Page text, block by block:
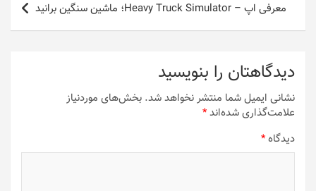
معرفی اپ – Heavy Truck Simulator؛ ماشین سنگین برانید
دیدگاهتان را بنویسید
نشانی ایمیل شما منتشر نخواهد شد. بخش‌های موردنیاز
علامت‌گذاری شده‌اند*
دیدگاه*